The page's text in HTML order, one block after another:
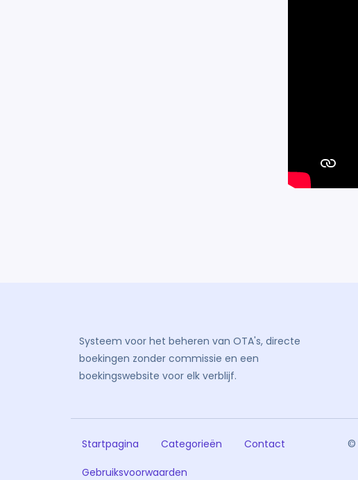
Systeem voor het beheren van OTA's, directe
boekingen zonder commissie en een
boekingswebsite voor elk verblijf.
Startpagina Categorieën Contact
Gebruiksvoorwaarden
©